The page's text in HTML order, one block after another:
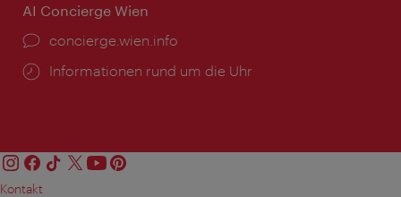
AI Concierge Wien
Ort:
concierge.wien.info
Öffnungszeiten:
Informationen rund um die Uhr
Kontakt